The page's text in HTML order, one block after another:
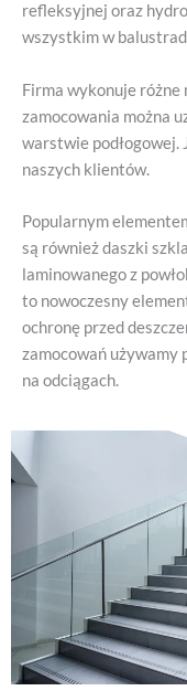
refleksyjnej oraz
wszystkim w
Firma wykonuje różne
zamocowania można
warstwie podłogowej.
naszych klientów.
Popularnym
są również daszki
laminowanego z
to nowoczesny
ochronę przed
zamocowań używamy
na odciągach.